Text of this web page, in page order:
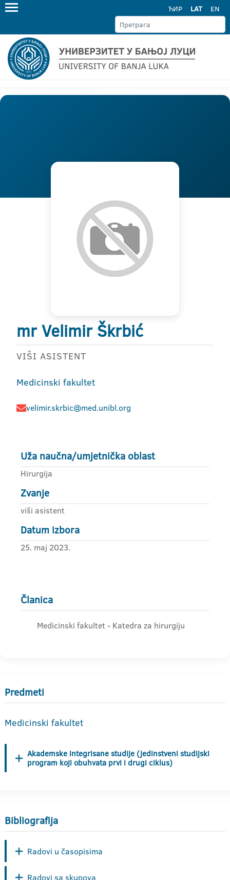
ЋИР LAT EN
mr Velimir Škrbić
VIŠI ASISTENT
Medicinski fakultet
velimir.skrbic@med.unibl.org
Uža naučna/umjetnička oblast
Hirurgija
Zvanje
viši asistent
Datum izbora
25. maj 2023.
Članica
Medicinski fakultet - Katedra za hirurgiju
Predmeti
Medicinski fakultet
Akademske integrisane studije (jedinstveni studijski
program koji obuhvata prvi i drugi ciklus)
Bibliografija
Radovi u časopisima
Radovi sa skupova